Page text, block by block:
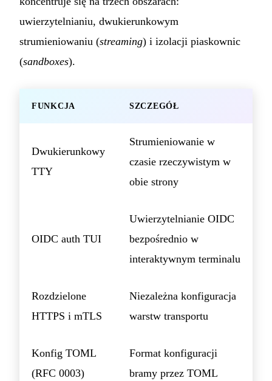
uwierzytelnianiu, dwukierunkowym
strumieniowaniu (streaming) i izolacji piaskownic
(sandboxes).
FUNKCJA SZCZEGÓŁ
Dwukierunkowy
TTY
Strumieniowanie w
czasie rzeczywistym w
obie strony
OIDC auth TUI
Uwierzytelnianie OIDC
bezpośrednio w
interaktywnym terminalu
Rozdzielone
HTTPS i mTLS
Niezależna konfiguracja
warstw transportu
Konfig TOML
(RFC 0003)
Format konfiguracji
bramy przez TOML